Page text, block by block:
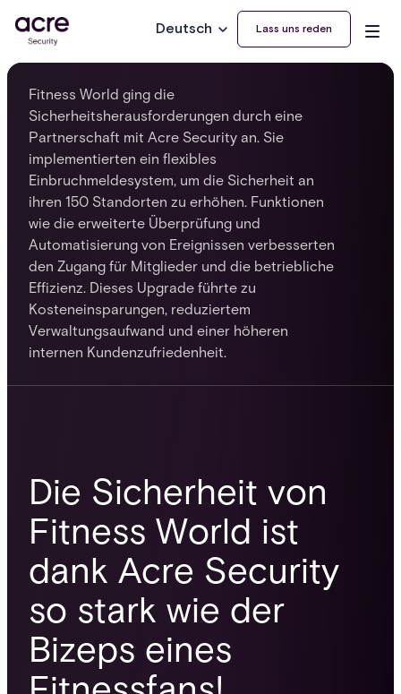
Deutsch Lass uns reden
Die Sicherheit von
Fitness World ist
dank Acre Security
so stark wie der
Bizeps eines
Fitness World ging die
Sicherheitsherausforderungen durch eine
Partnerschaft mit Acre Security an. Sie
implementierten ein flexibles
Einbruchmeldesystem, um die Sicherheit an
ihren 150 Standorten zu erhöhen. Funktionen
wie die erweiterte Überprüfung und
Automatisierung von Ereignissen verbesserten
den Zugang für Mitglieder und die betriebliche
Effizienz. Dieses Upgrade führte zu
Kosteneinsparungen, reduziertem
Verwaltungsaufwand und einer höheren
internen Kundenzufriedenheit.